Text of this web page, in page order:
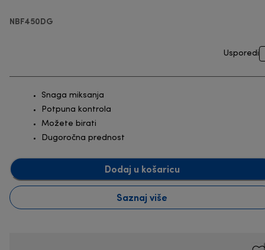
NBF450DG
Usporedi
Snaga miksanja
Potpuna kontrola
Možete birati
Dugoročna prednost
Dodaj u košaricu
Saznaj više